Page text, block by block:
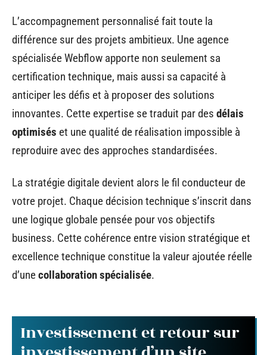
L’accompagnement personnalisé fait toute la
différence sur des projets ambitieux. Une agence
spécialisée Webflow apporte non seulement sa
certification technique, mais aussi sa capacité à
anticiper les défis et à proposer des solutions
innovantes. Cette expertise se traduit par des délais
optimisés et une qualité de réalisation impossible à
reproduire avec des approches standardisées.
La stratégie digitale devient alors le fil conducteur de
votre projet. Chaque décision technique s’inscrit dans
une logique globale pensée pour vos objectifs
business. Cette cohérence entre vision stratégique et
excellence technique constitue la valeur ajoutée réelle
d’unecollaboration spécialisée.
Investissement et retour sur